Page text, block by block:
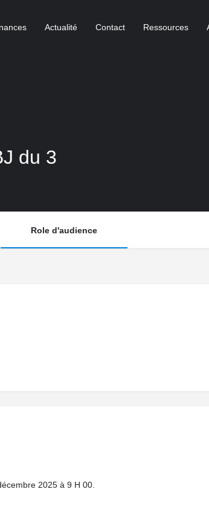
Actualité Contact Ressources
du 3
Role d'audience
2025 à 9 H 00.